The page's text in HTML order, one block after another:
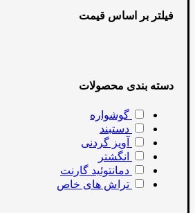
فیلتر بر اساس قیمت
دسته بندی محصولات
گوشواره
دستبند
آویز گردنی
انگشتر
دمانتوئید گارنت
تراش های خاص